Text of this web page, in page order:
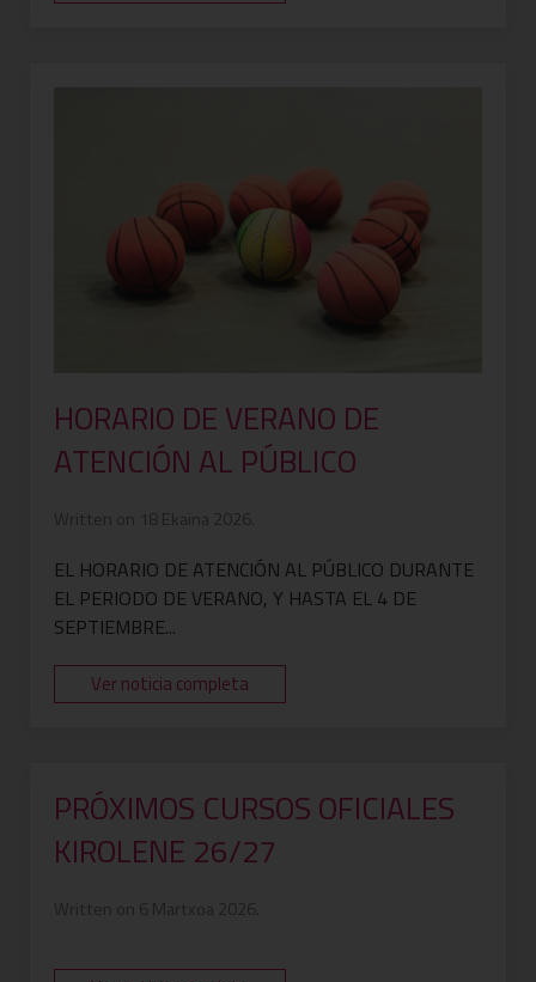
HORARIO DE VERANO DE
ATENCIÓN AL PÚBLICO
Written on 18 Ekaina 2026.
EL HORARIO DE ATENCIÓN AL PÚBLICO DURANTE
EL PERIODO DE VERANO, Y HASTA EL 4 DE
SEPTIEMBRE...
Ver noticia completa
PRÓXIMOS CURSOS OFICIALES
KIROLENE 26/27
Written on 6 Martxoa 2026.